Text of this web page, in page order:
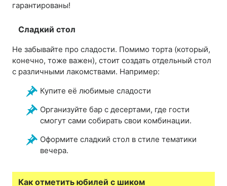
гарантированы!
Сладкий стол
Не забывайте про сладости. Помимо торта (который,
конечно, тоже важен), стоит создать отдельный стол
с различными лакомствами. Например:
Купите её любимые сладости
Организуйте бар с десертами, где гости
смогут сами собирать свои комбинации.
Оформите сладкий стол в стиле тематики
вечера.
Как отметить юбилей с шиком